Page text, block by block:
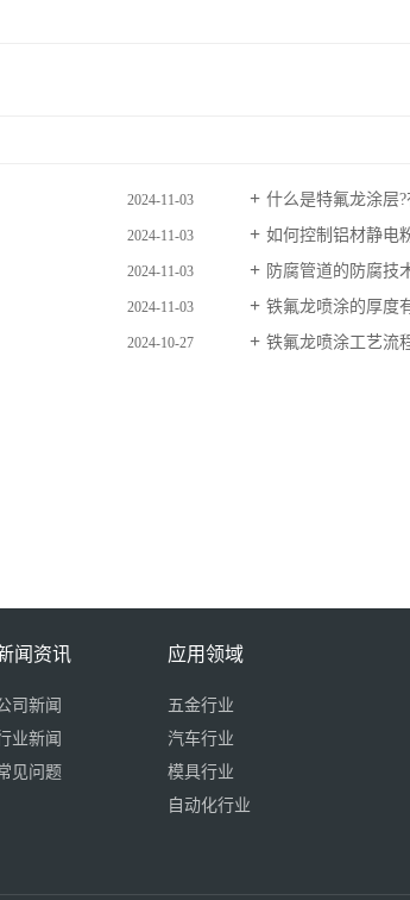
2024-11-03 什么是特氟龙涂层
2024-11-03 如何控制铝材静电
2024-11-03 防腐管道的防腐技
2024-11-03 铁氟龙喷涂的厚度
2024-10-27 铁氟龙喷涂工艺流
闻资讯
司新闻
业新闻
见问题
应用领域
五金行业
汽车行业
模具行业
自动化行业